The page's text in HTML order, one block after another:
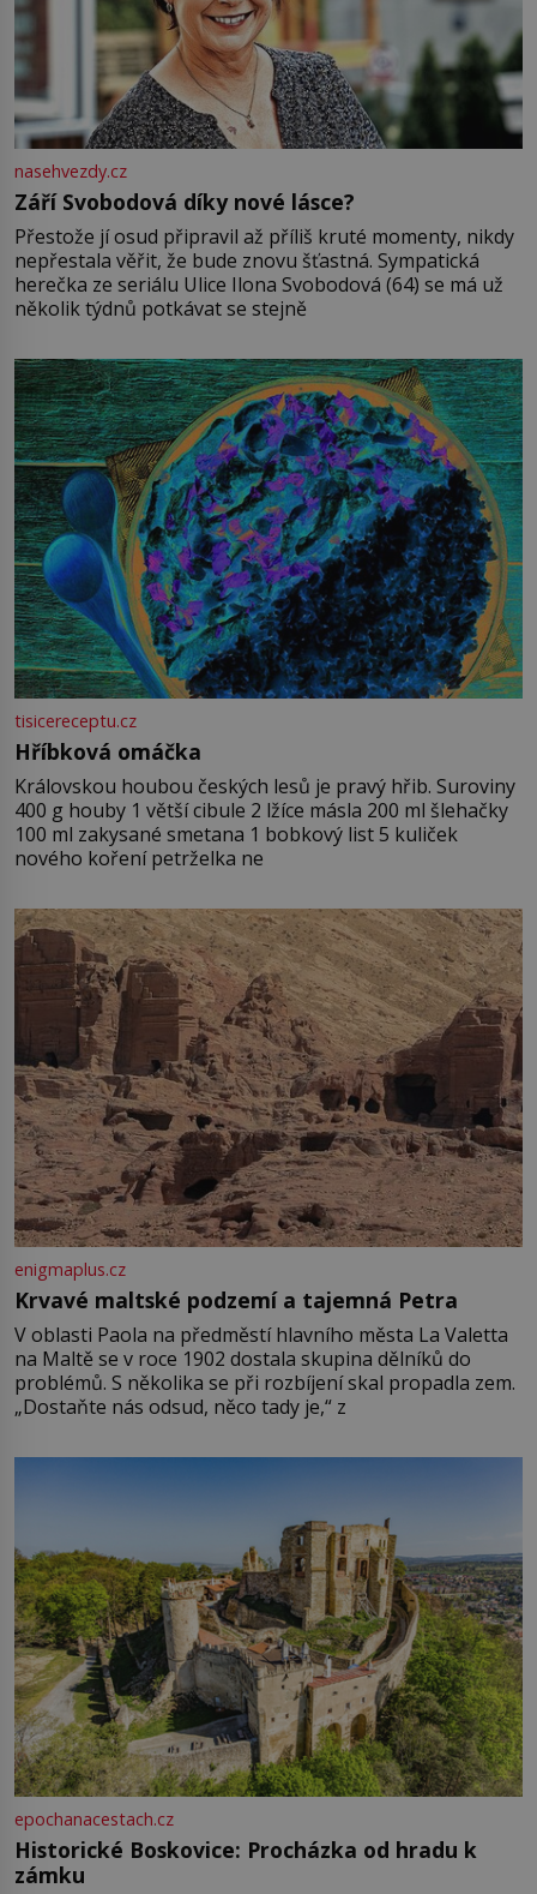
nasehvezdy.cz
Září Svobodová díky nové lásce?
Přestože jí osud připravil až příliš kruté momenty, nikdy
nepřestala věřit, že bude znovu šťastná. Sympatická
herečka ze seriálu Ulice Ilona Svobodová (64) se má už
několik týdnů potkávat se stejně
tisicereceptu.cz
Hříbková omáčka
Královskou houbou českých lesů je pravý hřib. Suroviny
400 g houby 1 větší cibule 2 lžíce másla 200 ml šlehačky
100 ml zakysané smetana 1 bobkový list 5 kuliček
nového koření petrželka ne
enigmaplus.cz
Krvavé maltské podzemí a tajemná Petra
V oblasti Paola na předměstí hlavního města La Valetta
na Maltě se v roce 1902 dostala skupina dělníků do
problémů. S několika se při rozbíjení skal propadla zem.
„Dostaňte nás odsud, něco tady je,“ z
epochanacestach.cz
Historické Boskovice: Procházka od hradu k
zámku